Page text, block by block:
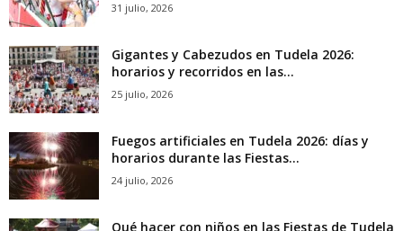
31 julio, 2026
Gigantes y Cabezudos en Tudela 2026:
horarios y recorridos en las...
25 julio, 2026
Fuegos artificiales en Tudela 2026: días y
horarios durante las Fiestas...
24 julio, 2026
Qué hacer con niños en las Fiestas de Tudela